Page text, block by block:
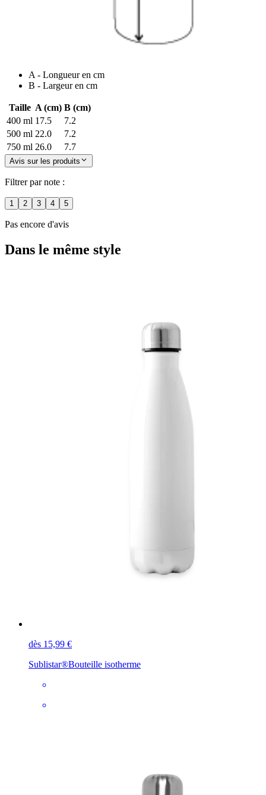
A - Longueur en cm
B - Largeur en cm
Taille A (cm) B (cm)
400 ml 17.5
7.2
500 ml 22.0
7.2
750 ml 26.0 7.7
Avis sur les produits
Filtrer par note :
1 2 3 4 5
Pas encore d'avis
Dans le même style
dès 15,99 €
Sublistar®Bouteille isotherme